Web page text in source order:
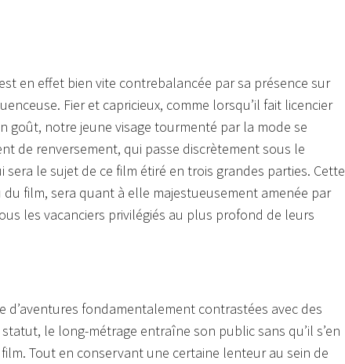
en effet bien vite contrebalancée par sa présence sur
Fier et capricieux, comme lorsqu’il fait licencier
goût, notre jeune visage tourmenté par la mode se
de renversement, qui passe discrètement sous le
le sujet de ce film étiré en trois grandes parties. Cette
film, sera quant à elle majestueusement amenée par
les vacanciers privilégiés au plus profond de leurs
d’aventures fondamentalement contrastées avec des
le long-métrage entraîne son public sans qu’il s’en
Tout en conservant une certaine lenteur au sein de